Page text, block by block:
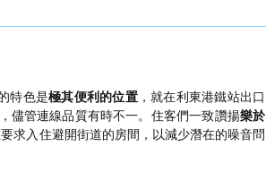
特色是極其便利的位置，就在利東港鐵站出口
儘管連線品質有時不一。住客們一致讚揚樂於
求入住避開街道的房間，以減少潛在的噪音問